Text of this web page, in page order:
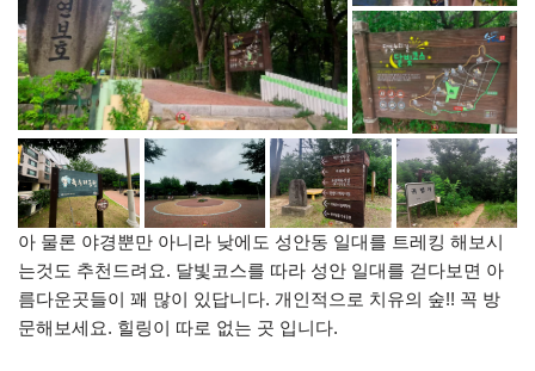
아 물론 야경뿐만 아니라 낮에도 성안동 일대를 트레킹 해보시
는것도 추천드려요. 달빛코스를 따라 성안 일대를 걷다보면 아
름다운곳들이 꽤 많이 있답니다. 개인적으로 치유의 숲!! 꼭 방
문해보세요. 힐링이 따로 없는 곳 입니다.